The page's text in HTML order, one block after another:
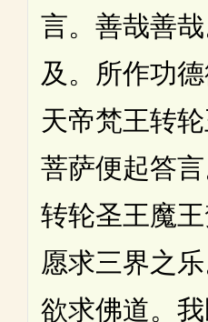
言。善哉善
及。所作功德
天帝梵王转
菩萨便起答
转轮圣王魔
愿求三界之
欲求佛道。